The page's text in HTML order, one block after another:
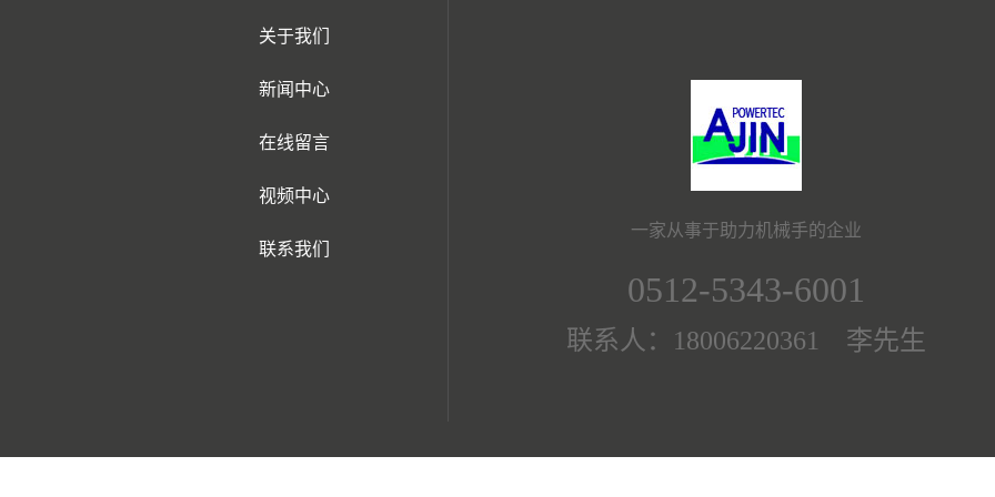
关于我们
新闻中心
在线留言
视频中心
联系我们
一家从事于助力机械手的企业
0512-5343-6001
联系人：18006220361 李先生